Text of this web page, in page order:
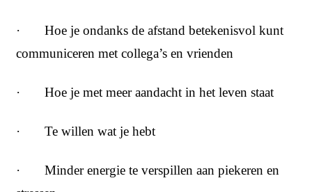
· Hoe je ondanks de afstand betekenisvol kunt
communiceren met collega’s en vrienden
· Hoe je met meer aandacht in het leven staat
· Te willen wat je hebt
· Minder energie te verspillen aan piekeren en